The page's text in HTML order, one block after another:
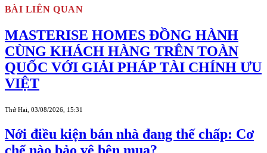
BÀI LIÊN QUAN
MASTERISE HOMES ĐỒNG HÀNH
CÙNG KHÁCH HÀNG TRÊN TOÀN
QUỐC VỚI GIẢI PHÁP TÀI CHÍNH ƯU
VIỆT
Thứ Hai, 03/08/2026, 15:31
Nới điều kiện bán nhà đang thế chấp: Cơ